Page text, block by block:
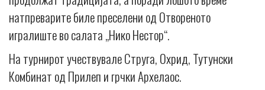
натпреварите биле преселени од Отвореното
игралиште во салата „Нико Нестор“.
На турнирот учествувале Струга, Охрид, Тутунски
Комбинат од Прилеп и грчки Архелаос.